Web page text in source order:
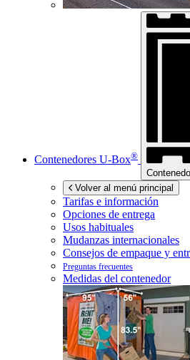
Contenedores U-Box®
Volver al menú principal
Tarifas e información
Opciones de entrega
Usos habituales
Mudanzas internacionales
Consejos de empaque y
Preguntas frecuentes
Medidas del contenedor